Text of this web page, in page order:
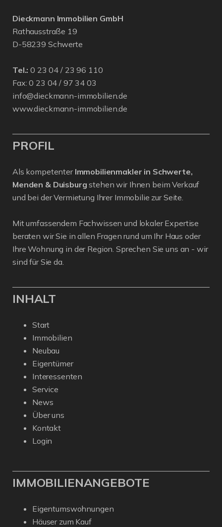
Dieckmann Immobilien GmbH
Rathausstraße 19
D-58239 Schwerte
Tel.: 0 23 04 / 23 96 110
Fax: 0 23 04 / 97 34 03
info@dieckmann-immobilien.de
www.dieckmann-immobilien.de
PROFIL
Als kompetenter Immobilienmakler in Schwerte,
Menden & Duisburg stehen wir Ihnen beim Verkauf
und bei der Vermietung Ihrer Immobilie zur Seite.
Mit umfassendem Fachwissen und lokaler Expertise
beraten wir Sie in allen Fragen rund um Ihr Haus oder
Ihre Wohnung in der Region. Sprechen Sie uns an - wir
sind für Sie da.
INHALT
Start
Immobilien
Neubau
Eigentümer
Interessenten
Service
News
Über uns
Kontakt
Login
IMMOBILIENANGEBOTE
Eigentumswohnungen
Häuser zum Kauf